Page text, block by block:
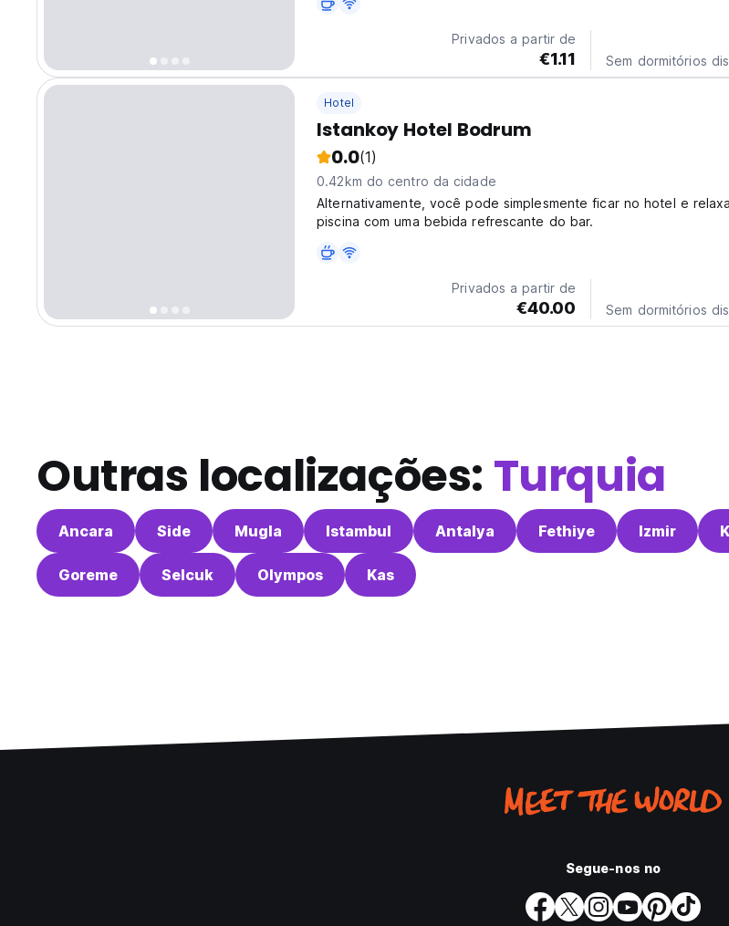
vista única de Bodrum.
Privados a partir de
€1.11 Sem dormitórios
Hotel
Istankoy Hotel Bodrum
0.0(1)
0.42km do centro da cidade
Alternativamente, você pode simplesmente ficar no hotel e
piscina com uma bebida refrescante do bar.
Privados a partir de
€40.00 Sem dormitórios
Outras localizações: Turquia
Ancara Side Mugla Istambul Antalya Fethiye Izmir
Goreme Selcuk Olympos Kas
Segue-nos no